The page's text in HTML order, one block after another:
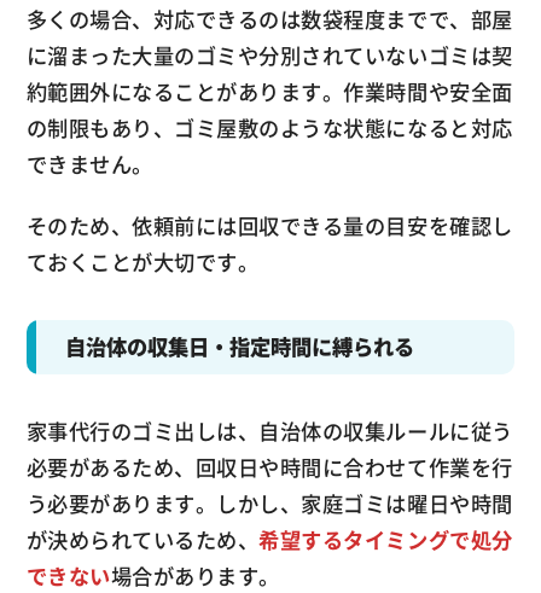
多くの場合、対応できるのは数袋程度までで、部屋
に溜まった大量のゴミや分別されていないゴミは契
約範囲外になることがあります。作業時間や安全面
の制限もあり、ゴミ屋敷のような状態になると対応
できません。
そのため、依頼前には回収できる量の目安を確認し
ておくことが大切です。
自治体の収集日・指定時間に縛られる
家事代行のゴミ出しは、自治体の収集ルールに従う
必要があるため、回収日や時間に合わせて作業を行
う必要があります。しかし、家庭ゴミは曜日や時間
が決められているため、希望するタイミングで処分
できない場合があります。